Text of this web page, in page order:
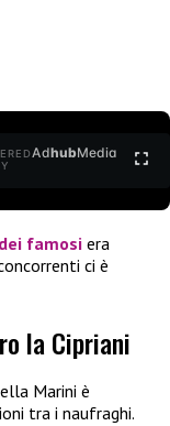
AdhubMedia
famosi era
ci è
la Cipriani
Marini è
tra i naufraghi.